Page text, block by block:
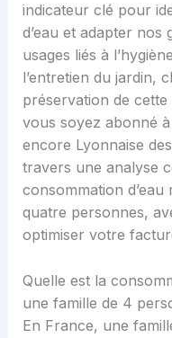
indicateur clé pour
d’eau et adapter nos
usages liés à
l’entretien du jardin,
préservation de
vous soyez abonné
encore Lyonnaise
travers une analyse
consommation
quatre personnes,
optimiser votre
Quelle est la
une famille de 4
En France, une